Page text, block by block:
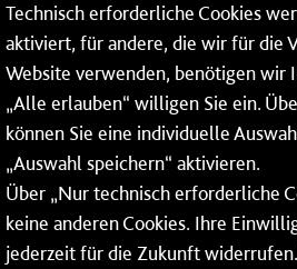
Tel.:06131 - 12 91 00
Weitere Infos zu unseren
Technisch erforderliche Cookies
aktiviert, für andere, die wir für die
Website verwenden, benötigen wir
„Alle erlauben“ willigen Sie ein.
können Sie eine individuelle
„Auswahl speichern“ aktivieren.
Über „Nur technisch erforderliche
keine anderen Cookies. Ihre
jederzeit für die Zukunft